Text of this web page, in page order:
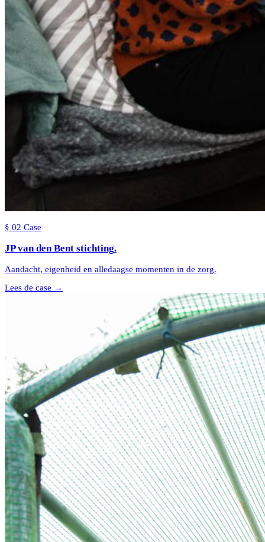
§ 02 Case
JP van den Bent stichting.
Aandacht, eigenheid en alledaagse momenten in de zorg.
Lees de case →